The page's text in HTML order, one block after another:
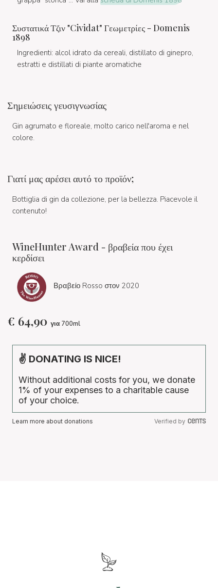
Συστατικά Τζιν "Cividat" Γεωμετρίες - Domenis
1898
Ingredienti: alcol idrato da cereali, distillato di ginepro,
estratti e distillati di piante aromatiche
Σημειώσεις γευσιγνωσίας
Gin agrumato e floreale, molto carico nell'aroma e nel
colore.
Γιατί μας αρέσει αυτό το προϊόν;
Bottiglia di gin da collezione, per la bellezza. Piacevole il
contenuto!
WineHunter Award - βραβεία που έχει
κερδίσει
Βραβείο Rosso στον 2020
€ 64,90 για 700ml
✌ DONATING IS NICE!
Without additional costs for you, we donate
1% of your expenses to a charitable cause
of your choice.
Learn more about donations Verified by